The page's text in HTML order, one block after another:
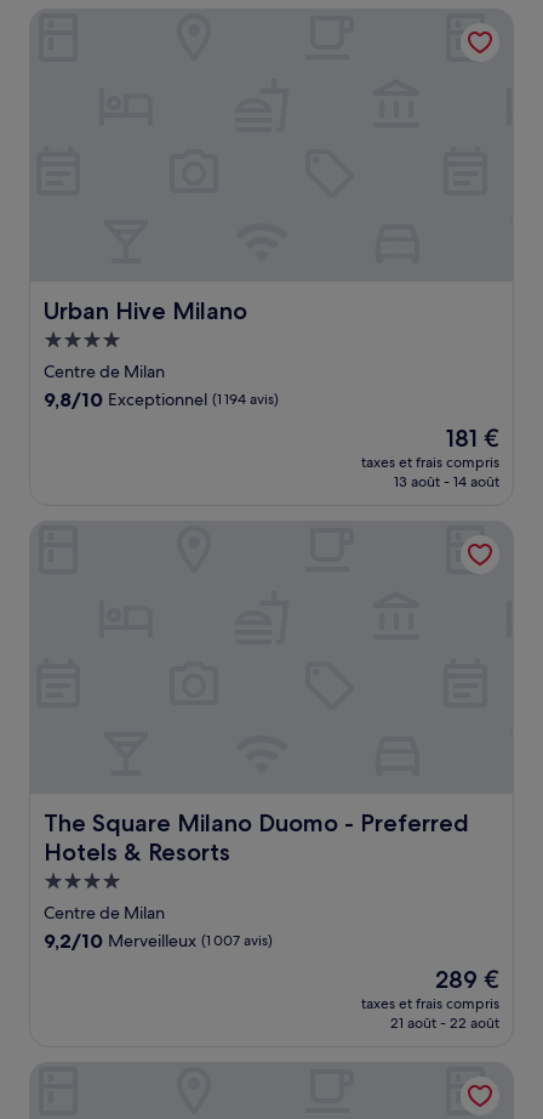
de
236 €
Urban Hive Milano
Urban Hive Milano
Hébergement
4.0 étoiles
Centre de Milan
9.8
9,8/10 Exceptionnel (1 194 avis)
Le
nouveau
prix
de
181 €
181 €
taxes et frais compris
13 août - 14 août
The Square Milano Duomo - Preferred
Hotels & Resorts
The Square Milano Duomo - Preferred Hotels & Resorts
Hébergement
4.0 étoiles
Centre de Milan
9.2
9,2/10 Merveilleux (1 007 avis)
Le
nouveau
prix
de
289 €
289 €
taxes et frais compris
21 août - 22 août
The Square Milano Duomo - Preferred Hotels & Resorts